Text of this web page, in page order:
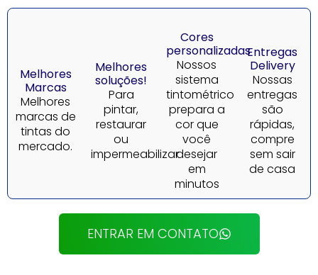
Melhores
Marcas
Melhores
marcas de
tintas do
mercado.
Melhores
soluções!
Para
pintar,
restaurar
ou
impermeabilizar
Cores
personalizadas
Nossos
sistema
tintométrico
prepara a
cor que
você
desejar
em
minutos
Entregas
Delivery
Nossas
entregas
são
rápidas,
compre
sem sair
de casa
ENTRAR EM CONTATO